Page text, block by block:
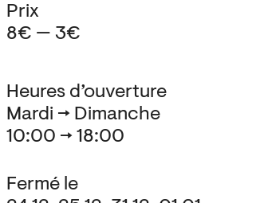
Heures d’ouverture
Mardi → Dimanche
10:00 → 18:00
Fermé le
Prix
8€ — 3€